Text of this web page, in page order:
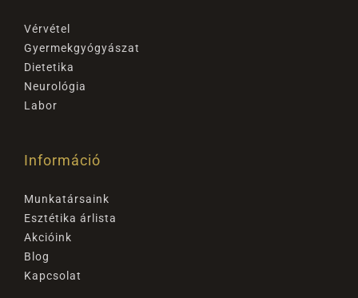
Vérvétel
Gyermekgyógyászat
Dietetika
Neurológia
Labor
Információ
Munkatársaink
Esztétika árlista
Akcióink
Blog
Kapcsolat